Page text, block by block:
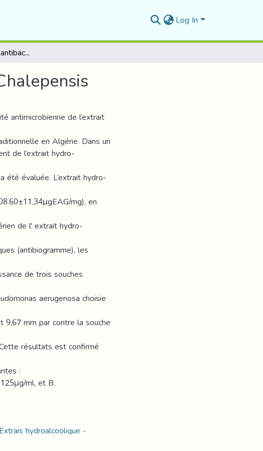
Log In
Evaluation l’activité antibactérienne de Ruta Chalepensis
antimicrobienne de l’extrait
en Algérie. Dans un
de l’extrait hydro-
évaluée. L’extrait hydro-
mg), en
de l' extrait hydro-
(antibiogramme), les
de trois souches
aerugenosa choisie
9,67 mm par contre la souche
résultats est confirmé
:
ml, et B.
hydroalcoolique -